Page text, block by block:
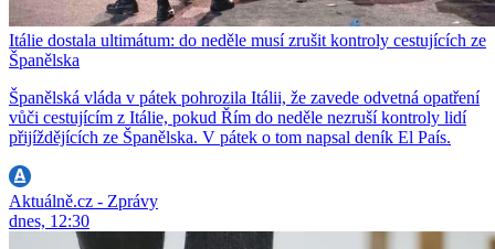
Itálie dostala ultimátum: do neděle musí zrušit kontroly cestujících ze
Španělska
Španělská vláda v pátek pohrozila Itálii, že zavede odvetná opatření
vůči cestujícím z Itálie, pokud Řím do neděle nezruší kontroly lidí
přijíždějících ze Španělska. V pátek o tom napsal deník El País.
Aktuálně.cz - Zprávy
dnes, 12:30